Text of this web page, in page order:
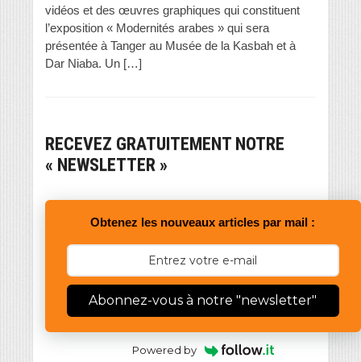
vidéos et des œuvres graphiques qui constituent
l’exposition « Modernités arabes » qui sera
présentée à Tanger au Musée de la Kasbah et à
Dar Niaba. Un […]
RECEVEZ GRATUITEMENT NOTRE
« NEWSLETTER »
Obtenez les nouveaux articles par mail :
Abonnez-vous à notre "newsletter"
Powered by